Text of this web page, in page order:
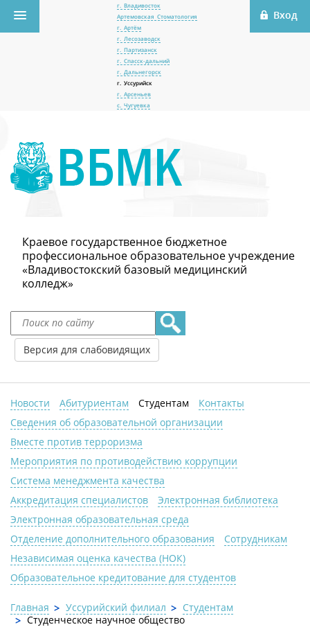
г. Владивосток
Артемовская Стоматология
г. Артём
г. Лесозаводск
г. Партизанск
г. Спасск-дальний
г. Дальнегорск
г. Уссурийск
г. Арсеньев
с. Чугуевка
Краевое государственное бюджетное
профессиональное образовательное учреждение
«Владивостокский базовый медицинский
колледж»
Версия для слабовидящих
Новости Абитуриентам Студентам
Контакты
Сведения об образовательной организации
Вместе против терроризма
Мероприятия по противодействию коррупции
Система менеджмента качества
Аккредитация специалистов
Электронная библиотека
Электронная образовательная среда
Отделение дополнительного образования
Сотрудникам
Независимая оценка качества (НОК)
Образовательное кредитование для студентов
Главная Уссурийский филиал
Студентам
Студенческое научное общество